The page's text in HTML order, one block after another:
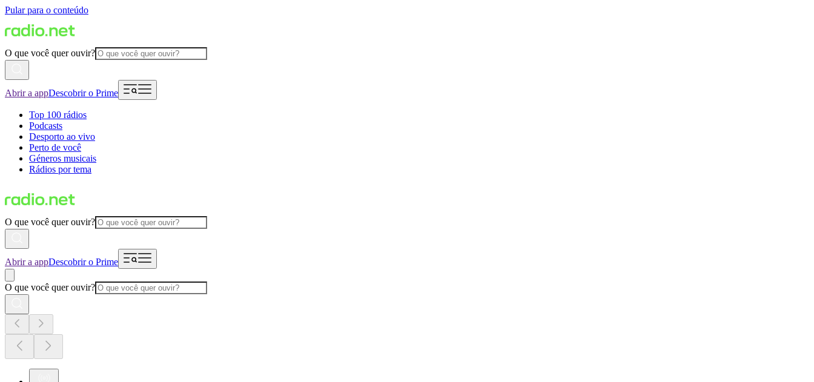
Pular para o conteúdo
O que você quer ouvir?
Abrir a appDescobrir o Prime
Top 100 rádios
Podcasts
Desporto ao vivo
Perto de você
Géneros musicais
Rádios por tema
O que você quer ouvir?
Abrir a appDescobrir o Prime
O que você quer ouvir?